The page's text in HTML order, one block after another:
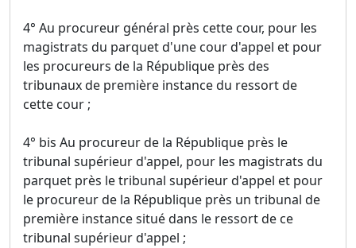
4° Au procureur général près cette cour, pour les
magistrats du parquet d'une cour d'appel et pour
les procureurs de la République près des
tribunaux de première instance du ressort de
cette cour ;
4° bis Au procureur de la République près le
tribunal supérieur d'appel, pour les magistrats du
parquet près le tribunal supérieur d'appel et pour
le procureur de la République près un tribunal de
première instance situé dans le ressort de ce
tribunal supérieur d'appel ;